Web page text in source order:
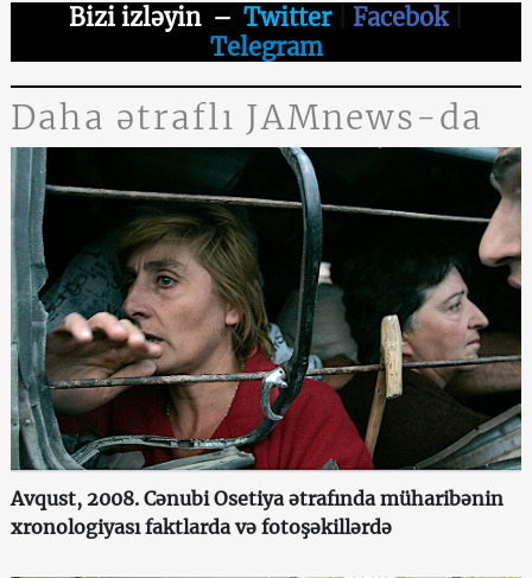
Bizi izləyin– Twitter| Facebok
Telegram
Daha ətraflı JAMnews-da
Avqust, 2008. Cənubi Osetiya ətrafında müharibənin
xronologiyası faktlarda və fotoşəkillərdə